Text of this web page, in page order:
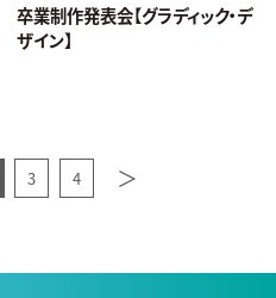
卒業制作発表会【グラディック・デ
ザイン】
3 4 ＞